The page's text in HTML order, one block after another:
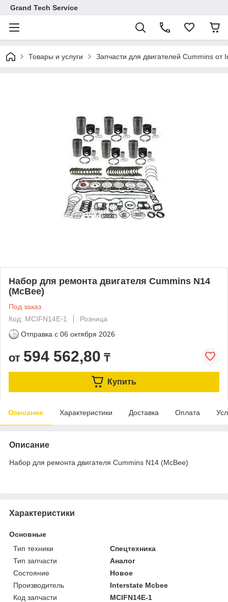
Grand Tech Service
Товары и услуги Запчасти для двигателей Cummins от
Набор для ремонта двигателя Cummins N14
(McBee)
Под заказ
Код: MCIFN14E-1
Розница
Отправка с 06 октября 2026
от 594 562,80 ₸
Купить
Описание Характеристики Доставка Оплата
Описание
Набор для ремонта двигателя Cummins N14 (McBee)
Характеристики
Основные
Тип техники
Спецтехника
Тип запчасти
Аналог
Состояние
Новое
Производитель
Interstate Mcbee
Код запчасти
MCIFN14E-1